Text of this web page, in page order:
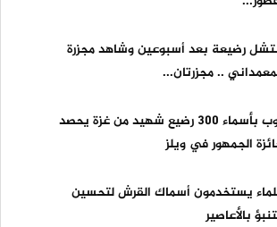
رضيعة بعد أسبوعين وشاهد مجزرة
.. مجزرتان...
ثوب بأسماء 300 رضيع شهيد من غزة يحصد
الجمهور في ويلز
يستخدمون أسماك القرش لتحسين
بالأعاصير